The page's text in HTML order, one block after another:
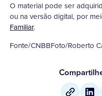
O material pode ser
ou na versão digital, por
Familiar.
Fonte/CNBBFoto/Roberto